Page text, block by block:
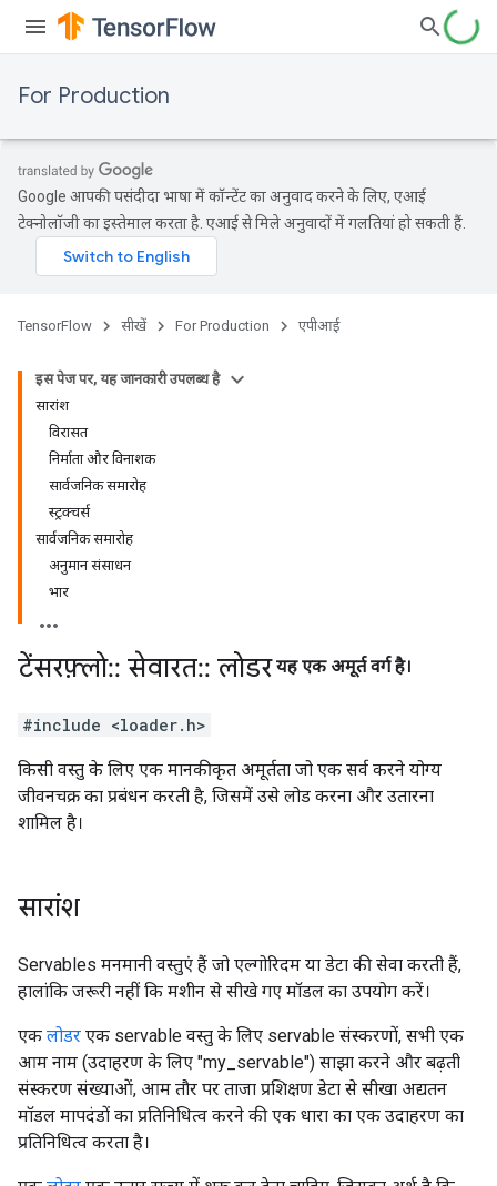
For Production
Google आपकी पसंदीदा भाषा में कॉन्टेंट का अनुवाद करने के लिए, एआई
टेक्नोलॉजी का इस्तेमाल करता है. एआई से मिले अनुवादों में गलतियां हो सकती हैं.
TensorFlow सीखें For Production एपीआई
इस पेज पर, यह जानकारी उपलब्ध है
सारांश
विरासत
निर्माता और विनाशक
सार्वजनिक समारोह
स्ट्रक्चर्स
सार्वजनिक समारोह
अनुमान संसाधन
भार
टेंसरफ़्लो:: सेवारत:: लोडर यह एक अमूर्त वर्ग है।
#include <loader.h>
किसी वस्तु के लिए एक मानकीकृत अमूर्तता जो एक सर्व करने योग्य
जीवनचक्र का प्रबंधन करती है, जिसमें उसे लोड करना और उतारना
शामिल है।
सारांश
Servables मनमानी वस्तुएं हैं जो एल्गोरिदम या डेटा की सेवा करती हैं,
हालांकि जरूरी नहीं कि मशीन से सीखे गए मॉडल का उपयोग करें।
एक लोडर एक servable वस्तु के लिए servable संस्करणों, सभी एक
आम नाम (उदाहरण के लिए "my_servable") साझा करने और बढ़ती
संस्करण संख्याओं, आम तौर पर ताजा प्रशिक्षण डेटा से सीखा अद्यतन
मॉडल मापदंडों का प्रतिनिधित्व करने की एक धारा का एक उदाहरण का
प्रतिनिधित्व करता है।